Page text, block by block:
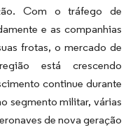
Com o tráfego de
e as companhias
frotas, o mercado de
está crescendo
continue durante
segmento militar, várias
de nova geração